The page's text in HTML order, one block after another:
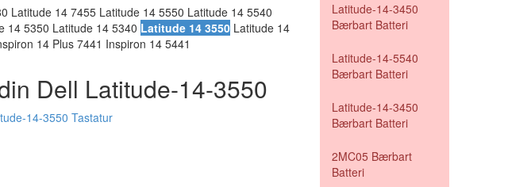
Latitude 14 7455 Latitude 14 5550 Latitude 14 5540
14 5350 Latitude 14 5340 Latitude 14 3550 Latitude 14
14 Plus 7441 Inspiron 14 5441
Dell Latitude-14-3550
14-3550 Tastatur
Latitude-14-3450
Bærbart Batteri
Latitude-14-5540
Bærbart Batteri
Latitude-14-3450
Bærbart Batteri
2MC05 Bærbart
Batteri